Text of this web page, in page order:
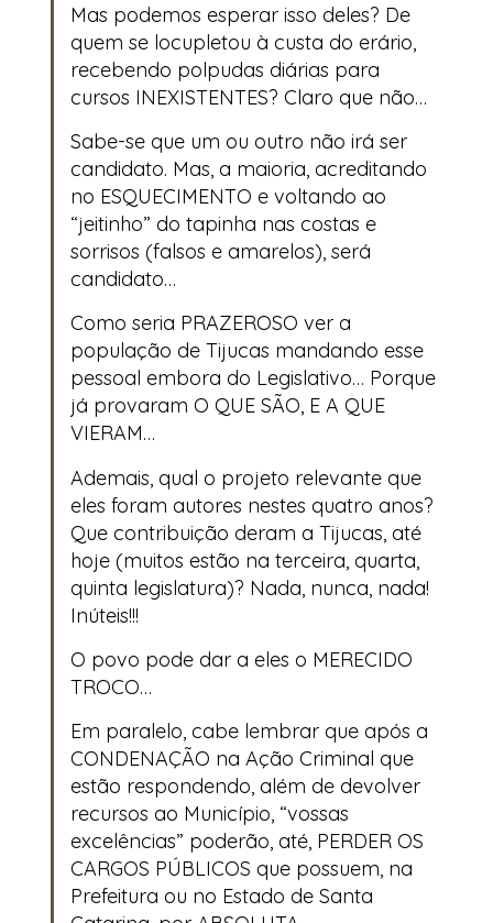
Mas podemos esperar isso deles? De
quem se locupletou à custa do erário,
recebendo polpudas diárias para
cursos INEXISTENTES? Claro que não…
Sabe-se que um ou outro não irá ser
candidato. Mas, a maioria, acreditando
no ESQUECIMENTO e voltando ao
“jeitinho” do tapinha nas costas e
sorrisos (falsos e amarelos), será
candidato…
Como seria PRAZEROSO ver a
população de Tijucas mandando esse
pessoal embora do Legislativo… Porque
já provaram O QUE SÃO, E A QUE
VIERAM…
Ademais, qual o projeto relevante que
eles foram autores nestes quatro anos?
Que contribuição deram a Tijucas, até
hoje (muitos estão na terceira, quarta,
quinta legislatura)? Nada, nunca, nada!
Inúteis!!!
O povo pode dar a eles o MERECIDO
TROCO…
Em paralelo, cabe lembrar que após a
CONDENAÇÃO na Ação Criminal que
estão respondendo, além de devolver
recursos ao Município, “vossas
excelências” poderão, até, PERDER OS
CARGOS PÚBLICOS que possuem, na
Prefeitura ou no Estado de Santa